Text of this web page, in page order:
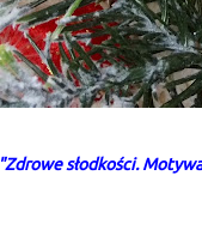
"Zdrowe słodkości.